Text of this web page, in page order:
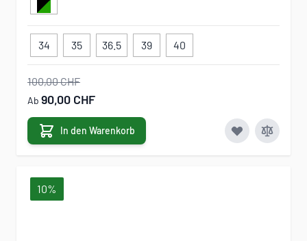
34 35 36.5 39 40
100,00 CHF
Ab 90,00 CHF
In den Warenkorb
10%